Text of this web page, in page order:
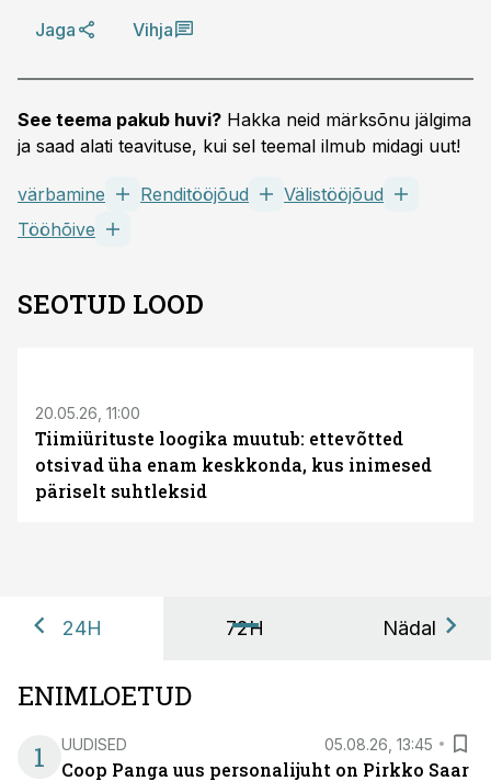
Jaga Vihja
See teema pakub huvi? Hakka neid märksõnu jälgima
ja saad alati teavituse, kui sel teemal ilmub midagi uut!
värbamine Renditööjõud
Välistööjõud
Tööhõive
SEOTUD LOOD
20.05.26, 11:00
Tiimiürituste loogika muutub: ettevõtted
otsivad üha enam keskkonda, kus inimesed
päriselt suhtleksid
24H 72H Nädal
ENIMLOETUD
1
UUDISED 05.08.26, 13:45
Coop Panga uus personalijuht on Pirkko Saar